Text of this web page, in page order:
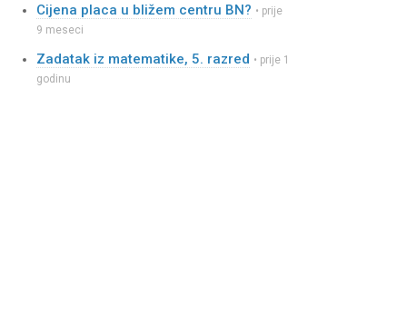
Cijena placa u bližem centru BN? • prije
9 meseci
Zadatak iz matematike, 5. razred • prije 1
godinu